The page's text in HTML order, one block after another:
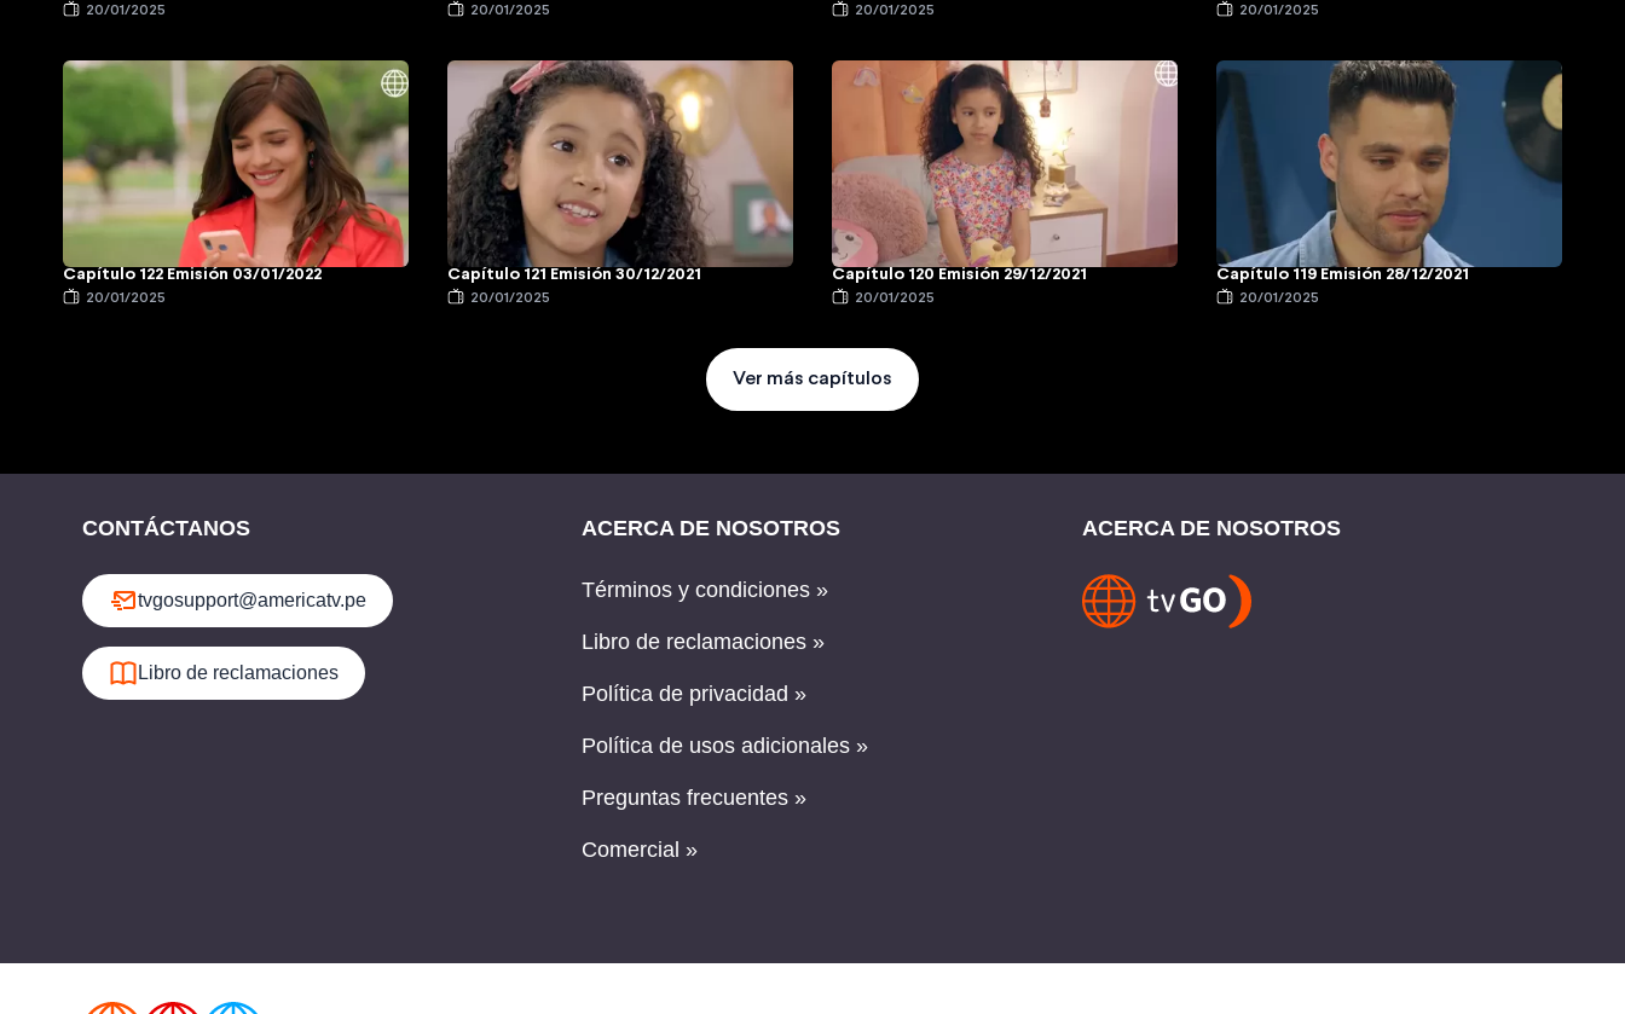
20/01/2025 20/01/2025 20/01/2025 20/01/2025
Capítulo 122 Emisión 03/01/2022
20/01/2025
Capítulo 121 Emisión 30/12/2021
20/01/2025
Capítulo 120 Emisión 29/12/2021
20/01/2025
Capítulo 119 Emisión 28/12/2021
20/01/2025
Ver más capítulos
CONTÁCTANOS
tvgosupport@americatv.pe
Libro de reclamaciones
ACERCA DE NOSOTROS
Términos y condiciones »
Libro de reclamaciones »
Política de privacidad »
Política de usos adicionales »
Preguntas frecuentes »
Comercial »
ACERCA DE NOSOTROS